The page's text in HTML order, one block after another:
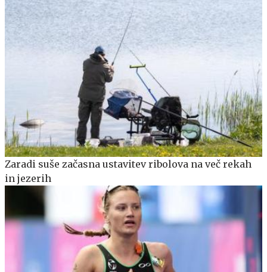
Zaradi suše začasna ustavitev ribolova na več rekah
in jezerih